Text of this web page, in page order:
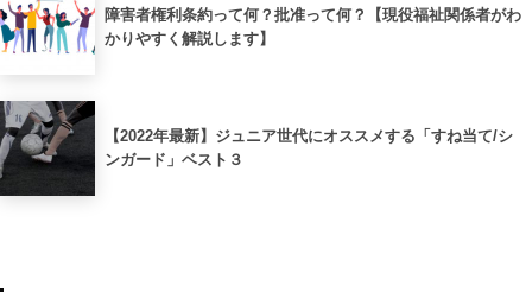
障害者権利条約って何？批准って何？【現役福祉関係者がわ
かりやすく解説します】
【2022年最新】ジュニア世代にオススメする「すね当て/シ
ンガード」ベスト３